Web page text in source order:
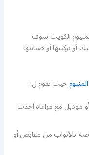
الكويت سوف
تركيبها أو صيانتها
حيث نقوم ل:
موديل مع مراعاة أحدث
بالأبواب من مقابض أو